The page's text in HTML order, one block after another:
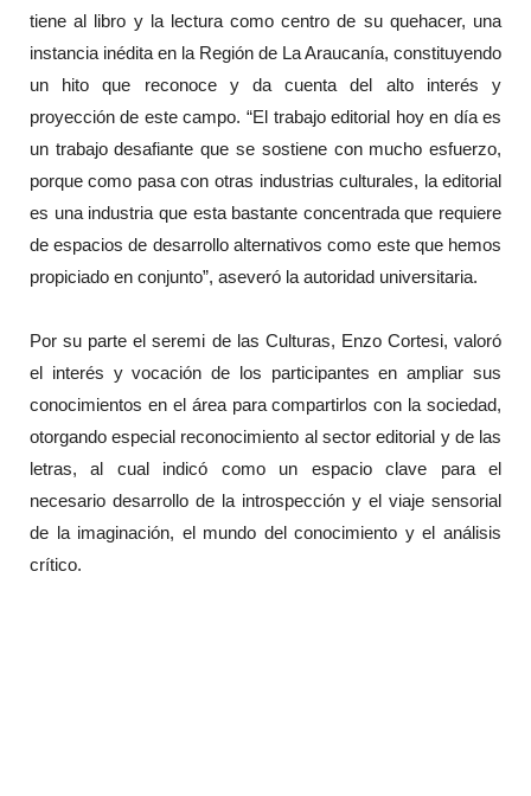
tiene al libro y la lectura como centro de su quehacer, una
instancia inédita en la Región de La Araucanía, constituyendo
un hito que reconoce y da cuenta del alto interés y
proyección de este campo. “El trabajo editorial hoy en día es
un trabajo desafiante que se sostiene con mucho esfuerzo,
porque como pasa con otras industrias culturales, la editorial
es una industria que esta bastante concentrada que requiere
de espacios de desarrollo alternativos como este que hemos
propiciado en conjunto”, aseveró la autoridad universitaria.
Por su parte el seremi de las Culturas, Enzo Cortesi, valoró
el interés y vocación de los participantes en ampliar sus
conocimientos en el área para compartirlos con la sociedad,
otorgando especial reconocimiento al sector editorial y de las
letras, al cual indicó como un espacio clave para el
necesario desarrollo de la introspección y el viaje sensorial
de la imaginación, el mundo del conocimiento y el análisis
crítico.